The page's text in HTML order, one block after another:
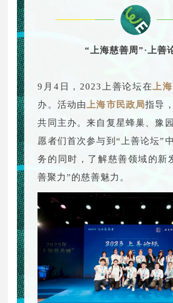
“上海慈善周”·上善
9月4日，2023上善论坛在 上
办。活动由
上海市民政局指导
共同主办。来自复星蜂巢、豫
愿者们首次参与到“上善论坛”
务的同时，了解慈善领域的新
善聚力”的慈善魅力。